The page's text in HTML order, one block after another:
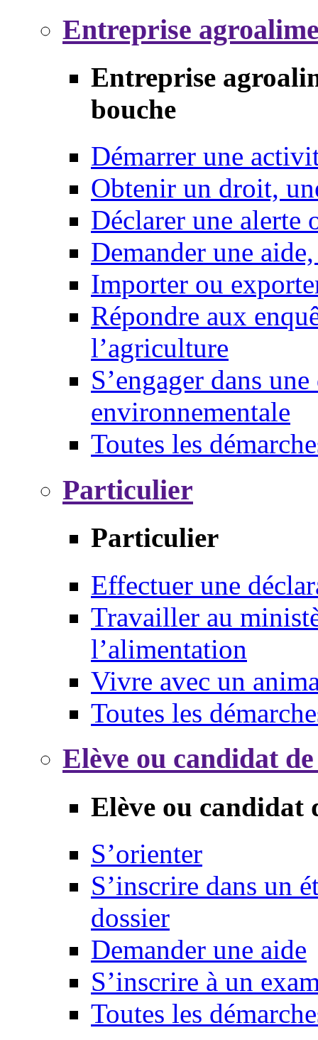
Entreprise
Entreprise
bouche
Démarrer une
Obtenir un droit,
Déclarer une alerte
Demander une
Importer ou
Répondre aux
l’agriculture
S’engager dans
environnementale
Toutes les
Particulier
Particulier
Effectuer une
Travailler au
l’alimentation
Vivre avec un
Toutes les
Elève ou candidat
Elève ou candidat
S’orienter
S’inscrire dans un
dossier
Demander une aide
S’inscrire à un
Toutes les